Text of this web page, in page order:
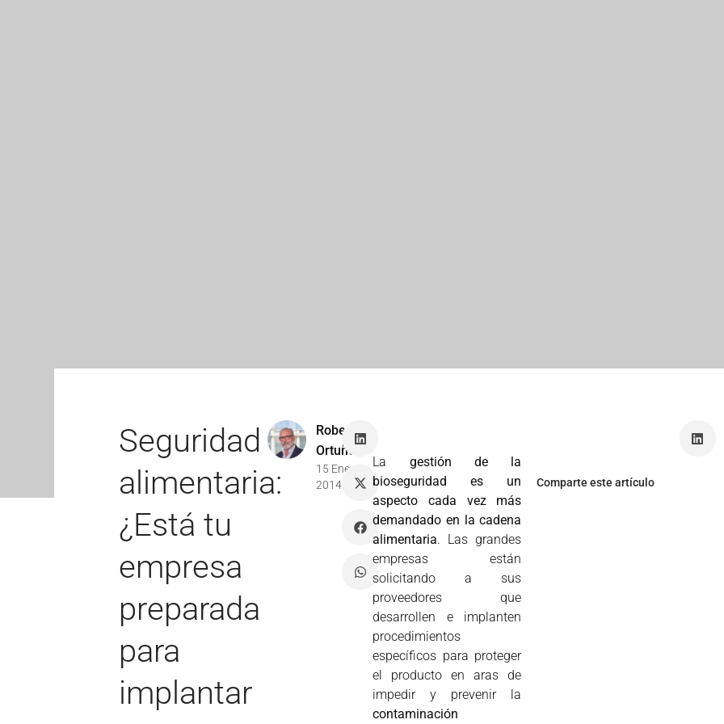
Seguridad
alimentaria:
¿Está tu
empresa
preparada
para
implantar
Roberto
Ortuño
15 Ene
2014
La gestión de la
bioseguridad es un
aspecto cada vez más
demandado en la cadena
alimentaria. Las grandes
empresas están
solicitando a sus
proveedores que
desarrollen e implanten
procedimientos
específicos para proteger
el producto en aras de
impedir y prevenir la
contaminación
Comparte este artículo